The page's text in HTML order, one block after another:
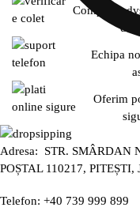
Compania
de
Echipa
Oferim
Adresa: STR. SMÂRDAN
POȘTAL 110217, PITEȘTI,
Telefon: +40 739 999 899